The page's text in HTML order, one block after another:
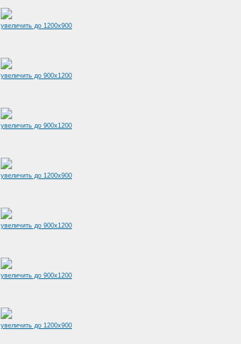
увеличить до 1200x900
увеличить до 900x1200
увеличить до 900x1200
увеличить до 1200x900
увеличить до 900x1200
увеличить до 900x1200
увеличить до 1200x900